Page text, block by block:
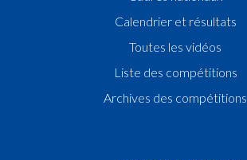
Calendrier et résultats
Toutes les vidéos
Liste des compétitions
Archives des compétitions